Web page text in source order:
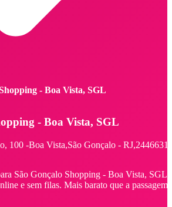
- Boa Vista, SGL
- Boa Vista, SGL
100 -Boa Vista,São Gonçalo - RJ,
São Gonçalo Shopping - Boa Vista, SGL -
e sem filas. Mais barato que a passagem